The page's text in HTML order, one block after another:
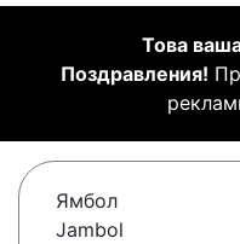
Това
Поздравления!
Ямбол
Jambol